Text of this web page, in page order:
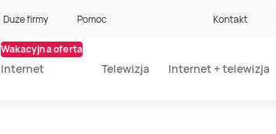
Duże firmy Pomoc Kontakt
Internet
Wakacyjna oferta
Telewizja Internet + telewizja